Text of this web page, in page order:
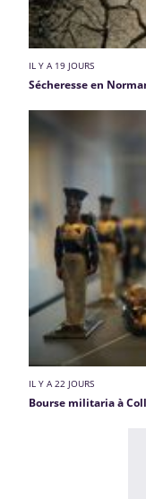
IL Y A 19 JOURS
Sécheresse en
IL Y A 22 JOURS
Bourse militaria à